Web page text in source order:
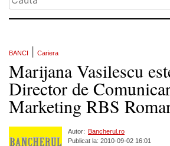
BANCI Cariera
Marijana Vasilescu
Director de
Marketing RBS
Autor: Bancherul.ro
Publicat la: 2010-09-02 16:01